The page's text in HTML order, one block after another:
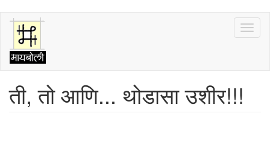
Skip
main
content
ती, तो आणि... थोडासा उशीर!!!